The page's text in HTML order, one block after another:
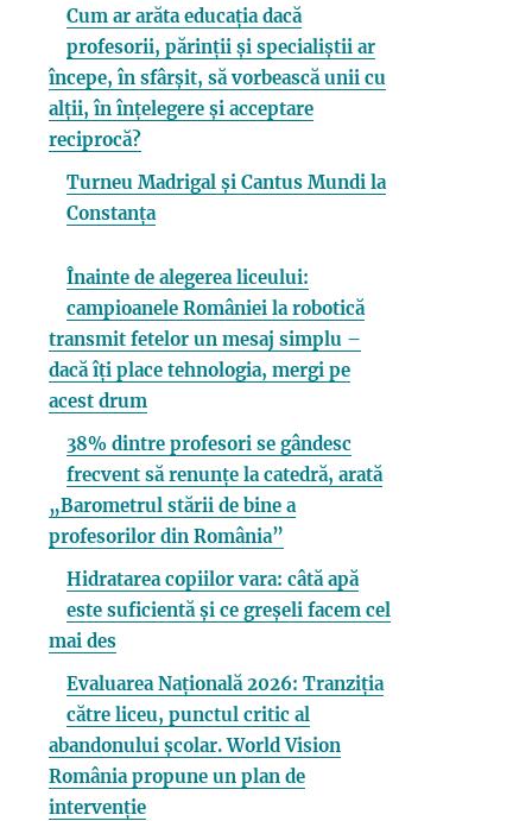
Cum ar arăta educația dacă
profesorii, părinții și specialiștii ar
începe, în sfârșit, să vorbească unii cu
alții, în înțelegere și acceptare
reciprocă?
Turneu Madrigal și Cantus Mundi la
Constanța
Înainte de alegerea liceului:
campioanele României la robotică
transmit fetelor un mesaj simplu –
dacă îți place tehnologia, mergi pe
acest drum
38% dintre profesori se gândesc
frecvent să renunțe la catedră, arată
„Barometrul stării de bine a
profesorilor din România”
Hidratarea copiilor vara: câtă apă
este suficientă și ce greșeli facem cel
mai des
Evaluarea Națională 2026: Tranziția
către liceu, punctul critic al
abandonului școlar. World Vision
România propune un plan de
intervenție